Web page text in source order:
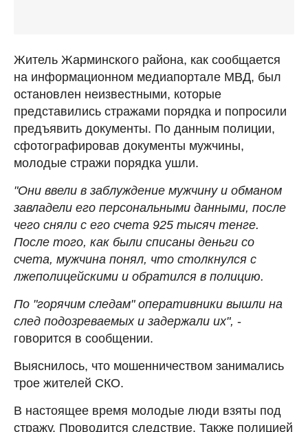
Житель Жарминского района, как сообщается
на информационном медиапортале МВД, был
остановлен неизвестными, которые
представились стражами порядка и попросили
предъявить документы. По данным полиции,
сфотографировав документы мужчины,
молодые стражи порядка ушли.
"Они ввели в заблуждение мужчину и обманом
завладели его персональными данными, после
чего сняли с его счета 925 тысяч тенге.
После того, как были списаны деньги со
счета, мужчина понял, что столкнулся с
лжеполицейскими и обратился в полицию.
По "горячим следам" оперативники вышли на
след подозреваемых и задержали их", -
говорится в сообщении.
Выяснилось, что мошенничеством занимались
трое жителей СКО.
В настоящее время молодые люди взяты под
стражу. Проводится следствие. Также полицией